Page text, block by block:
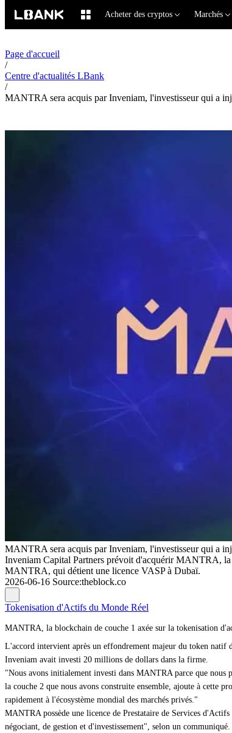
Acheter des cryptos Marchés
Page d'accueil
/
Centre d'actualités LBank
/
MANTRA sera acquis par Inveniam, l'investisseur qui a
MANTRA sera acquis par Inveniam, l'investisseur qui a
Inveniam Capital Partners prévoit d'acquérir MANTRA,
MANTRA, qui détient une licence VASP à Dubaï.
2026-06-16 Source:theblock.co
Tokenisation d'Actifs du Monde Réel
MANTRA, la blockchain de couche 1 axée sur la tokenisation
L'accord intervient après un effondrement majeur du token
Inveniam avait investi 20 millions de dollars dans la firme.
"Nous avons initialement investi dans MANTRA parce que nous
la couche 2 que nous avons construite ensemble, ajoute à cette
rapidement à l'écosystème mondial des marchés privés."
MANTRA possède une licence de Prestataire de Services
négociant, de gestion et d'investissement", selon un communiqué.